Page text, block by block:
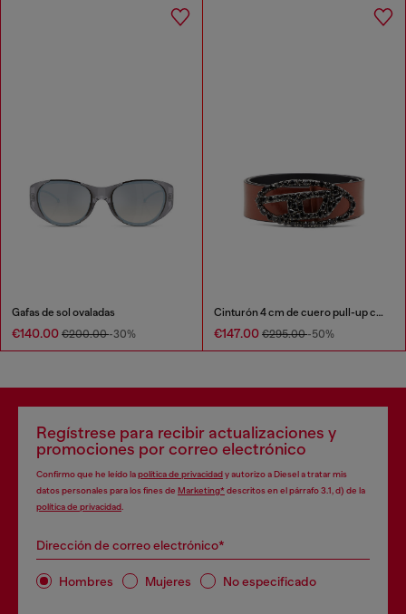
Gafas de sol ovaladas
€140.00 €200.00-30%
Cinturón 4 cm de cuero pull-up con hebilla de joya
€147.00 €295.00-50%
Regístrese para recibir actualizaciones y
promociones por correo electrónico
Confirmo que he leído lapolítica de privacidady autorizo a Diesel a tratar mis
datos personales para los fines de Marketing*descritos en el párrafo 3.1, d) de la
política de privacidad
Dirección de correo electrónico*
Hombres Mujeres No especificado